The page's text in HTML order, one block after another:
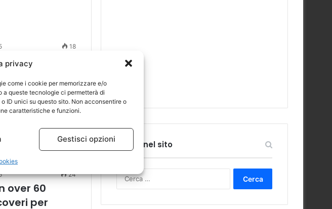
privacy
come i cookie per memorizzare e/o
queste tecnologie ci permetterà di
ID unici su questo sito. Non acconsentire o
caratteristiche e funzioni.
Gestisci opzioni
18
e del
24
over 60
per
Cerca nel sito